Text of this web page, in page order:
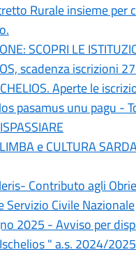
Rurale insieme
SCOPRI LE
scadenza iscrizioni
Aperte le
pasamus unu pagu -
e CULTURA
Contributo agli
Civile Nazionale
2025 - Avviso per
" a.s. 2024/2025